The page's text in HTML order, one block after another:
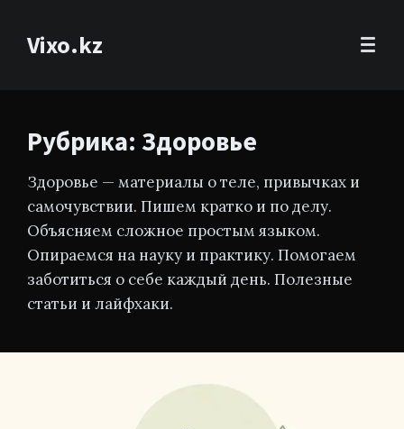
Vixo.kz
Рубрика: Здоровье
Здоровье — материалы о теле, привычках и
самочувствии. Пишем кратко и по делу.
Объясняем сложное простым языком.
Опираемся на науку и практику. Помогаем
заботиться о себе каждый день. Полезные
статьи и лайфхаки.